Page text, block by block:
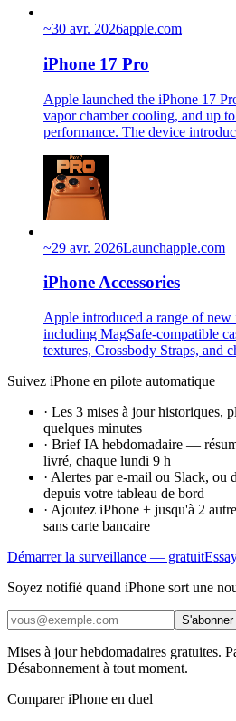
~30 avr. 2026apple.com
iPhone 17 Pro
Apple launched the iPhone 17
vapor chamber cooling, and up
performance. The device
~29 avr. 2026Launchapple.com
iPhone Accessories
Apple introduced a range of new
including MagSafe-compatible
textures, Crossbody Straps, and
Suivez iPhone en pilote automatique
· Les 3 mises à jour historiques,
quelques minutes
· Brief IA hebdomadaire —
livré, chaque lundi 9 h
· Alertes par e-mail ou Slack, ou
depuis votre tableau de bord
· Ajoutez iPhone + jusqu'à 2
sans carte bancaire
Démarrer la surveillance — gratuit
Soyez notifié quand iPhone sort une
S'abonner
Mises à jour hebdomadaires gratuites.
Désabonnement à tout moment.
Comparer iPhone en duel